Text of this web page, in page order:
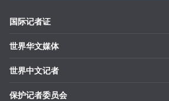
国际记者证
世界华文媒体
世界中文记者
保护记者委员会